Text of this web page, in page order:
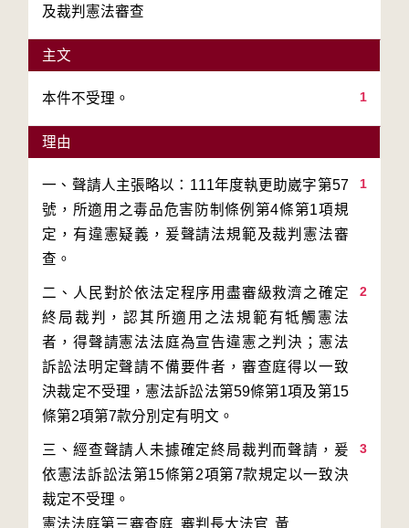
及裁判憲法審查
主文
1
理由
1
一、聲請人主張略以：111年度執更助崴字第57
號，所適用之毒品危害防制條例第4條第1項規
定，有違憲疑義，爰聲請法規範及裁判憲法審
2
二、人民對於依法定程序用盡審級救濟之確定
終局裁判，認其所適用之法規範有牴觸憲法
者，得聲請憲法法庭為宣告違憲之判決；憲法
訴訟法明定聲請不備要件者，審查庭得以一致
決裁定不受理，憲法訴訟法第59條第1項及第15
3
三、經查聲請人未據確定終局裁判而聲請，爰
依憲法訴訟法第15條第2項第7款規定以一致決
憲法法庭第三審查庭 審判長大法官 黃